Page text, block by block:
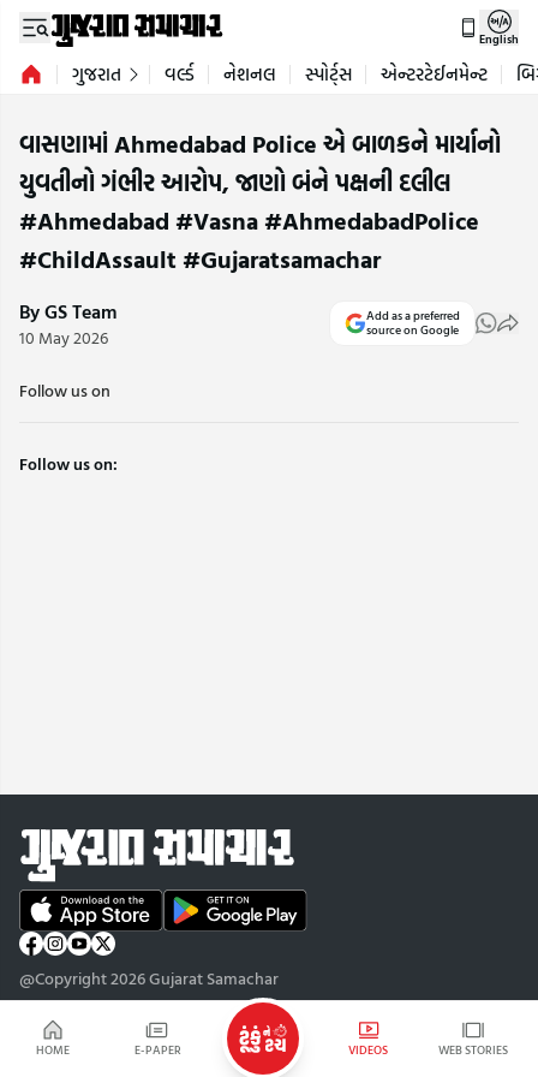
HOME E-PAPER VIDEOS WEB STORIES
English
ગુજરાત વર્લ્ડ નેશનલ સ્પોર્ટ્સ એન્ટરટેઈનમેન્ટ
વાસણામાં Ahmedabad Police એ બાળકને માર્યાનો
યુવતીનો ગંભીર આરોપ, જાણો બંને પક્ષની દલીલ
#Ahmedabad #Vasna #AhmedabadPolice
#ChildAssault #Gujaratsamachar
By GS Team
10 May 2026
Add as a preferred
source on Google
Follow us on
Follow us on:
@Copyright 2026 Gujarat Samachar